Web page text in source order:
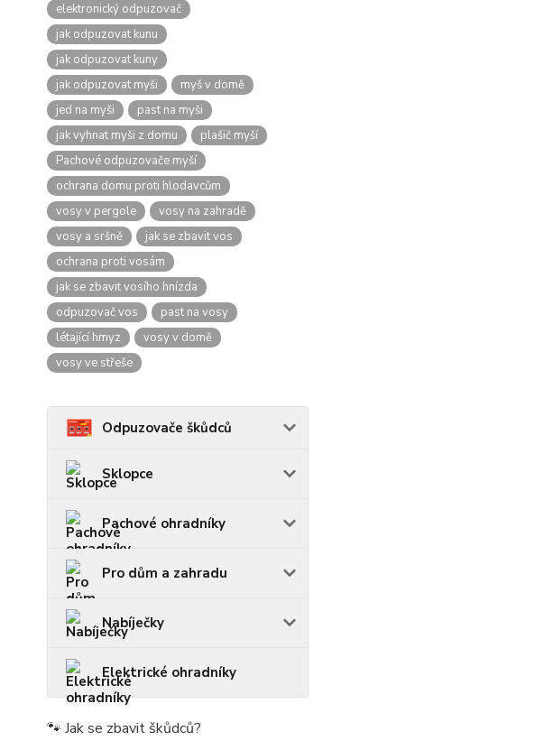
elektronický odpuzovač
jak odpuzovat kunu
jak odpuzovat kuny
jak odpuzovat myši
myš v domě
jed na myši
past na myši
jak vyhnat myši z domu
plašič myší
Pachové odpuzovače myší
ochrana domu proti hlodavcům
vosy v pergole
vosy na zahradě
vosy a sršně
jak se zbavit vos
ochrana proti vosám
jak se zbavit vosího hnízda
odpuzovač vos
past na vosy
létající hmyz
vosy v domě
vosy ve střeše
Odpuzovače škůdců
Sklopce
Pachové ohradníky
Pro dům a zahradu
Nabíječky
Elektrické ohradníky
🐾 Jak se zbavit škůdců?